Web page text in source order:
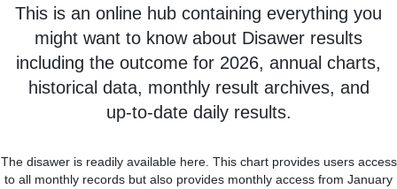
This is an online hub containing everything you
might want to know about Disawer results
including the outcome for 2026, annual charts,
historical data, monthly result archives, and
up-to-date daily results.
The disawer is readily available here. This chart provides users access
to all monthly records but also provides monthly access from January